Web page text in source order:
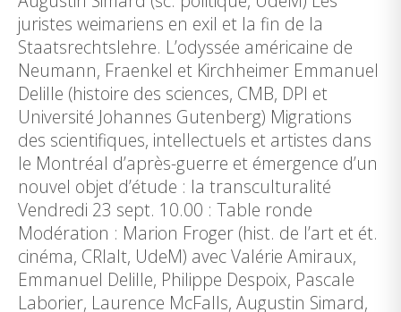
juristes weimariens en exil et la fin de la
Staatsrechtslehre. L’odyssée américaine de
Neumann, Fraenkel et Kirchheimer Emmanuel
Delille (histoire des sciences, CMB, DPI et
Université Johannes Gutenberg) Migrations
des scientifiques, intellectuels et artistes dans
le Montréal d’après-guerre et émergence d’un
nouvel objet d’étude : la transculturalité
Vendredi 23 sept. 10.00 : Table ronde
Modération : Marion Froger (hist. de l’art et ét.
cinéma, CRIalt, UdeM) avec Valérie Amiraux,
Emmanuel Delille, Philippe Despoix, Pascale
Laborier, Laurence McFalls, Augustin Simard,